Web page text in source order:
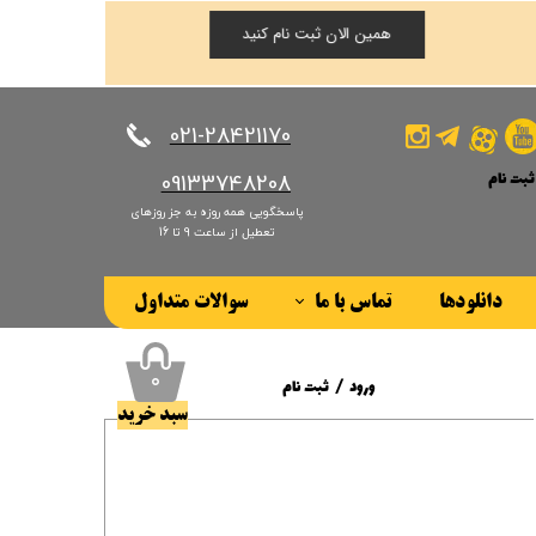
​​​​​​​021-28421170
​​​​​​​09133748208
پاسخگویی همه روزه به جز روزهای
تعطیل از ساعت 9 تا 16
دانلودها تماس با ما سوالات متداول
ثبت نام
من
واژه
همین الان ثبت نام کنید
۰
سبد خرید
ورود / ثبت نام
حساب کاربری من